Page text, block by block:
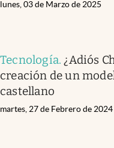
lunes, 03 de Marzo de 2025
Tecnología. ¿Adiós
creación de un
castellano
martes, 27 de Febrero de 2024